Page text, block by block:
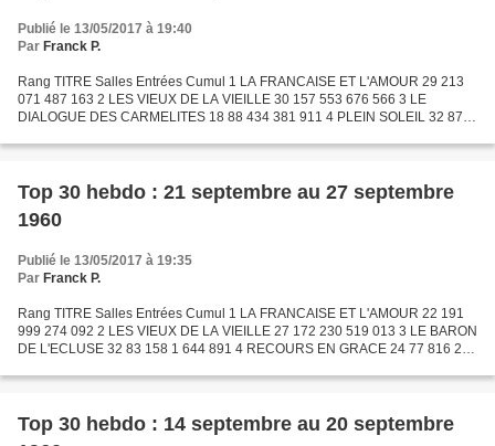
Publié le 13/05/2017 à 19:40
Par Franck P.
Rang TITRE Salles Entrées Cumul 1 LA FRANCAISE ET L'AMOUR 29 213
071 487 163 2 LES VIEUX DE LA VIEILLE 30 157 553 676 566 3 LE
DIALOGUE DES CARMELITES 18 88 434 381 911 4 PLEIN SOLEIL 32 87
Top 30 hebdo : 21 septembre au 27 septembre
1960
Publié le 13/05/2017 à 19:35
Par Franck P.
Rang TITRE Salles Entrées Cumul 1 LA FRANCAISE ET L'AMOUR 22 191
999 274 092 2 LES VIEUX DE LA VIEILLE 27 172 230 519 013 3 LE BARON
DE L'ECLUSE 32 83 158 1 644 891 4 RECOURS EN GRACE 24 77 816 287
Top 30 hebdo : 14 septembre au 20 septembre